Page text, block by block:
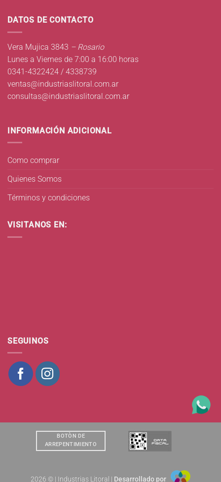
DATOS DE CONTACTO
Vera Mujica 3843 – Rosario
Lunes a Viernes de 7:00 a 16:00 horas
0341-4322424 / 4338739
ventas@industriaslitoral.com.ar
consultas@industriaslitoral.com.ar
INFORMACIÓN ADICIONAL
Como comprar
Quienes Somos
Términos y condiciones
VISITANOS EN:
SEGUINOS
BOTÒN DE
ARREPENTIMIENTO
2026 © | Industrias Litoral | Desarrollado por